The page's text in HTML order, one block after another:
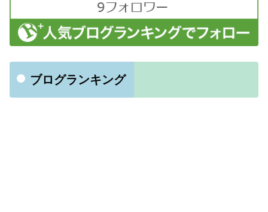
ブログランキング